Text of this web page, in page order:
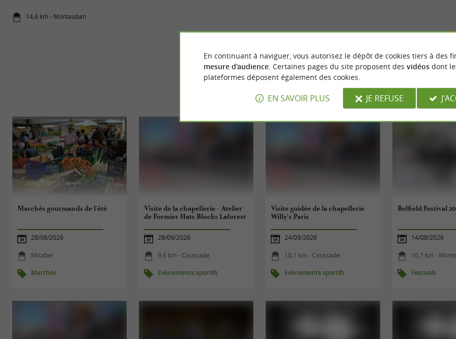
14,6 km - Montauban
ÉVÈNEMENTS À PROXIMITÉ
Marchés gourmands de l'été
28/08/2026
Mirabel
Marchés
Visite de la chapellerie - Atelier
de Formier Hats Blocks Laforest
28/09/2026
9,6 km - Caussade
Evènements sportifs
Visite guidée de la chapellerie
Willy's Paris
24/09/2026
10,1 km - Caussade
Evènements sportifs
Belfield Festival
14/08/2026
10,7 km -
Festivals
En continuant à naviguer, vous autorisez le dépôt de cookies tiers à des
mesure d'audience. Certaines pages du site proposent des vidéosdont
plateformes déposent également des cookies.
EN SAVOIR PLUS JE REFUSE